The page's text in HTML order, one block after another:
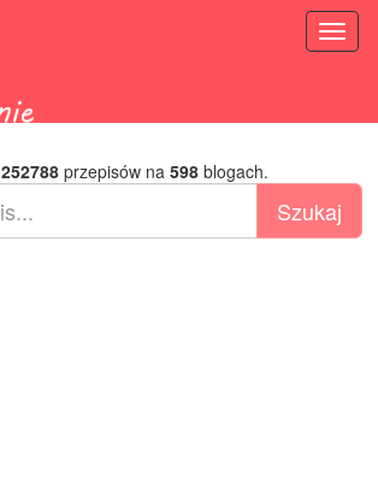
252788przepisów na 598blogach.